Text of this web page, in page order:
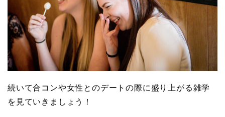
続いて合コンや女性とのデートの際に盛り上がる雑学
を見ていきましょう！